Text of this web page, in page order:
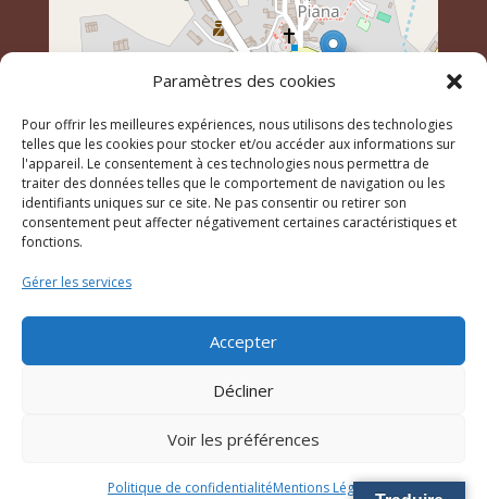
Paramètres des cookies
Pour offrir les meilleures expériences, nous utilisons des technologies
telles que les cookies pour stocker et/ou accéder aux informations sur
l'appareil. Le consentement à ces technologies nous permettra de
traiter des données telles que le comportement de navigation ou les
identifiants uniques sur ce site. Ne pas consentir ou retirer son
consentement peut affecter négativement certaines caractéristiques et
fonctions.
Gérer les services
Accepter
Décliner
Voir les préférences
Politique de confidentialitéMentions Légales
Leaflet, \r\n©OpenStreetMapcontributeurs